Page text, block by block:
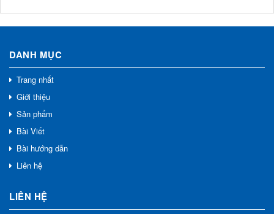
DANH MỤC
Trang nhất
Giới thiệu
Sản phẩm
Bài Viết
Bài hướng dẫn
Liên hệ
LIÊN HỆ